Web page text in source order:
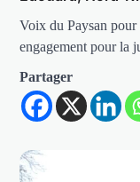
Voix du Paysan
engagement pour la
Partager